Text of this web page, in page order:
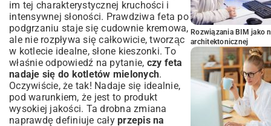
im tej charakterystycznej kruchości i
intensywnej słoności. Prawdziwa feta po
podgrzaniu staje się cudownie kremowa,
ale nie rozpływa się całkowicie, tworząc
w kotlecie idealne, słone kieszonki. To
właśnie odpowiedź na pytanie, czy feta
nadaje się do kotletów mielonych.
Oczywiście, że tak! Nadaje się idealnie,
pod warunkiem, że jest to produkt
wysokiej jakości. Ta drobna zmiana
naprawdę definiuje cały przepis na
Rozwiązania BIM jako
architektonicznej